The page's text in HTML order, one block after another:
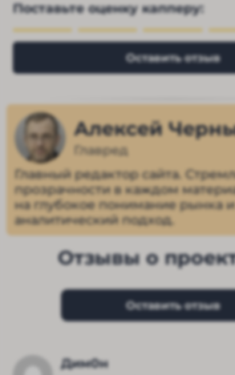
Поставьте оценку капперу:
Оставить отзыв
Алексей
Главред
Главный редактор сайта.
прозрачности в каждом
на глубокое понимание рынка и
аналитический подход.
Отзывы о
Оставить отзыв
Дим0н